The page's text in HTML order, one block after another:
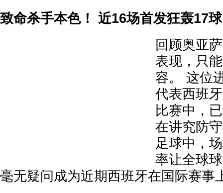
致命杀手本色！ 近16场首发狂轰17球
回顾奥亚
表现，只
容。 这位
代表西班
比赛中，
在讲究防
足球中，
率让全球
毫无疑问成为近期西班牙在国际赛事